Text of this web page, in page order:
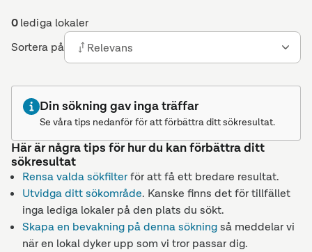
0lediga lokaler
Sortera på
Relevans
Din sökning gav inga träffar
Se våra tips nedanför för att förbättra ditt sökresultat.
Här är några tips för hur du kan förbättra ditt
sökresultat
Rensa valda sökfilterför att få ett bredare resultat.
Utvidga ditt sökområde. Kanske finns det för tillfället
inga lediga lokaler på den plats du sökt.
Skapa en bevakning på denna sökningså meddelar vi
när en lokal dyker upp som vi tror passar dig.